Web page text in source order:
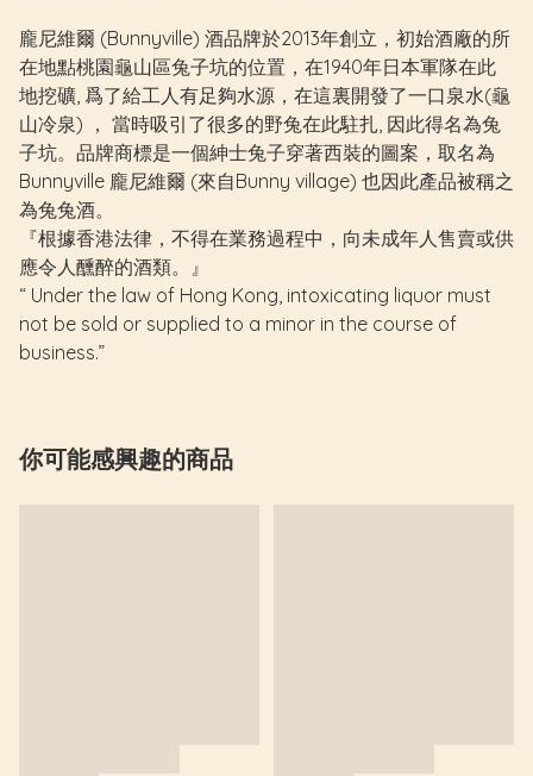
龐尼維爾 (Bunnyville) 酒品牌於2013年創立，初始酒廠的所
在地點桃園龜山區兔子坑的位置，在1940年日本軍隊在此
地挖礦, 爲了給工人有足夠水源，在這裏開發了一口泉水(龜
山冷泉) ， 當時吸引了很多的野兔在此駐扎, 因此得名為兔
子坑。品牌商標是一個紳士兔子穿著西裝的圖案，取名為
Bunnyville 龐尼維爾 (來自Bunny village) 也因此產品被稱之
為兔兔酒。
『根據香港法律，不得在業務過程中，向未成年人售賣或供
應令人醺醉的酒類。』
“ Under the law of Hong Kong, intoxicating liquor must
not be sold or supplied to a minor in the course of
business.”
你可能感興趣的商品